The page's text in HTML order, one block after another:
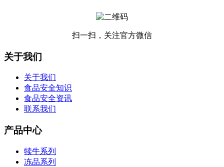
扫一扫，关注官方微信
关于我们
关于我们
食品安全知识
食品安全资讯
联系我们
产品中心
犊牛系列
冻品系列